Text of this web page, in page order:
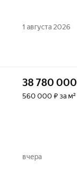
1 августа 2026
38 780 000
560 000 ₽ за м²
вчера